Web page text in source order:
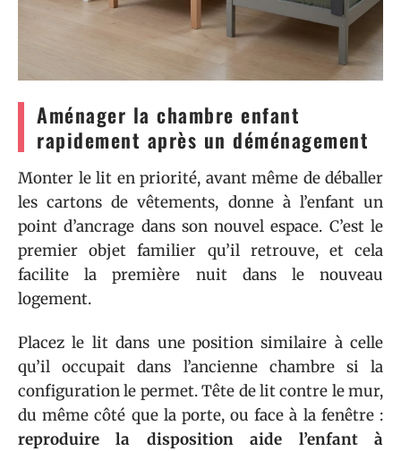
Aménager la chambre enfant
rapidement après un déménagement
Monter le lit en priorité, avant même de déballer
les cartons de vêtements, donne à l’enfant un
point d’ancrage dans son nouvel espace. C’est le
premier objet familier qu’il retrouve, et cela
facilite la première nuit dans le nouveau
logement.
Placez le lit dans une position similaire à celle
qu’il occupait dans l’ancienne chambre si la
configuration le permet. Tête de lit contre le mur,
du même côté que la porte, ou face à la fenêtre :
reproduire la disposition aide l’enfant à